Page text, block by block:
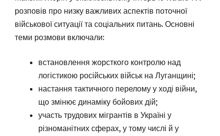
розповів про низку важливих аспектів поточної
військової ситуації та соціальних питань. Основні
теми розмови включали:
встановлення жорсткого контролю над
логістикою російських військ на Луганщині;
настання тактичного перелому у ході війни,
що змінює динаміку бойових дій;
участь трудових мігрантів в Україні у
різноманітних сферах, у тому числі й у